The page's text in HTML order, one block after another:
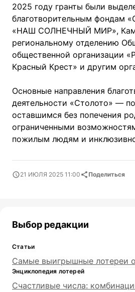
2025 году гранты были
благотворительным фондам
«НАШ СОЛНЕЧНЫЙ МИР»,
региональному отделению
общественной организации
Красный Крест» и другим
Основные направления
деятельности «Столото» —
оставшимся без попечения
ограниченными
пожилым людям и
21 ИЮЛЯ 2025 11:00 Поделиться
Выбор редакции
Статьи
Самые выигрышные лотереи
Энциклопедия лотерей
Счастливые числа: